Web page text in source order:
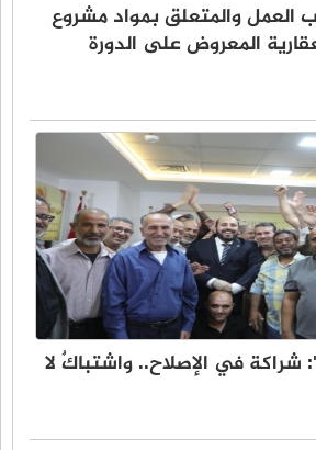
العمل والمتعلق بمواد مشروع
المعروض على الدورة
شراكة في الإصلاح.. واشتباكٌ لا